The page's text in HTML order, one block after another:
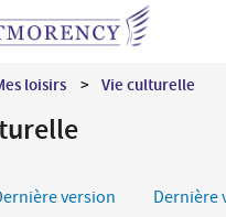
Aller
au
principal
loisirs Vie culturelle
version Dernière